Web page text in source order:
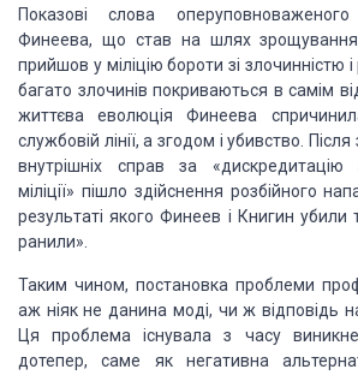
Показові слова
Финеева, що став на шлях зрощування
прийшов у міліцію бороти зі злочинністю
багато злочинів покриваються в самім
життєва еволюція Финеева
службовій лінії, а згодом і убивство. Після
внутрішніх справ за «дискредитацію
міліції» пішло здійснення розбійного
результаті якого Финеев і Книгин убили
ранили».
Таким чином, постановка проблеми
аж ніяк не данина моді, чи ж відповідь
Ця проблема існувала з часу
дотепер, саме як негативна